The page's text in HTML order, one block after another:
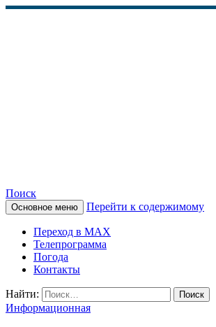
КАМЧАТСКОЕ
АГЕНТСТВО (КИА
«ВЕСТИ»)
Поиск
Основное меню Перейти к содержимому
Переход в MAX
Телепрограмма
Погода
Контакты
Найти:
Информационная